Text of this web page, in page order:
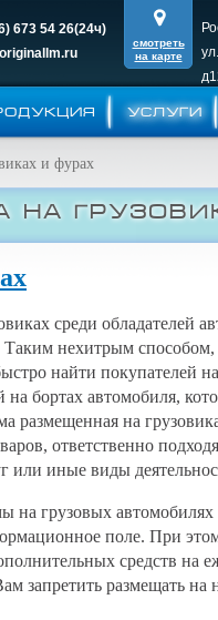
673 54 26(24ч)
смотреть
на карте
УСЛУГИ
и фурах
на
среди обладателей
Таким нехитрым
найти покупателей
на бортах автомобиля,
размещенная на
ответственно
или иные виды
грузовых автомобилях
поле. При
средств на
запретить размещать